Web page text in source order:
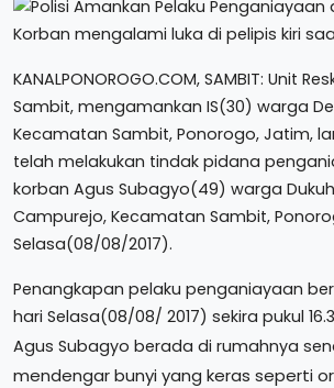
Korban mengalami luka di pelipis kiri
KANALPONOROGO.COM, SAMBIT: Unit
Sambit, mengamankan IS(30) warga
Kecamatan Sambit, Ponorogo, Jatim,
telah melakukan tindak pidana
korban Agus Subagyo(49) warga Dukuh
Campurejo, Kecamatan Sambit,
Selasa(08/08/2017).
Penangkapan pelaku penganiayaan
hari Selasa(08/08/ 2017) sekira pukul
Agus Subagyo berada di rumahnya
mendengar bunyi yang keras seperti